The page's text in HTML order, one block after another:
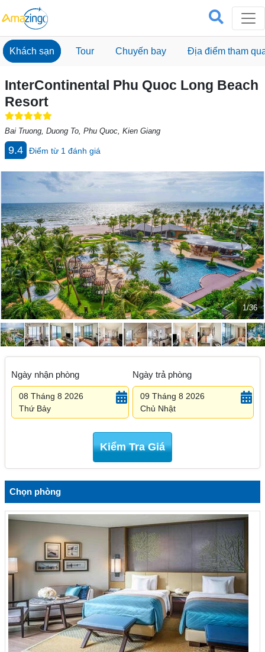
Khách sạn Tour Chuyến bay Địa điểm tham
InterContinental Phu Quoc Long Beach
Resort
Bai Truong, Duong To, Phu Quoc, Kien Giang
9.4 Điểm từ 1 đánh giá
2/36
Previous Next
Ngày nhận phòng
08 Tháng 8 2026
Thứ Bảy
Ngày trả phòng
09 Tháng 8 2026
Chủ Nhật
Kiểm Tra Giá
Chọn phòng